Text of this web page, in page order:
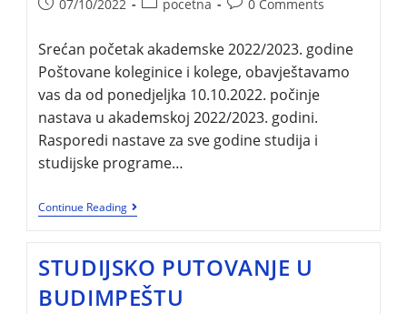
07/10/2022 pocetna 0 Comments
Srećan početak akademske 2022/2023. godine
Poštovane koleginice i kolege, obavještavamo
vas da od ponedjeljka 10.10.2022. počinje
nastava u akademskoj 2022/2023. godini.
Rasporedi nastave za sve godine studija i
studijske programe…
Continue Reading
STUDIJSKO PUTOVANJE U
BUDIMPEŠTU